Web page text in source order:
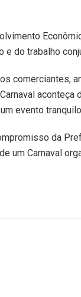
e do trabalho
comerciantes,
evento
da
um Carnaval